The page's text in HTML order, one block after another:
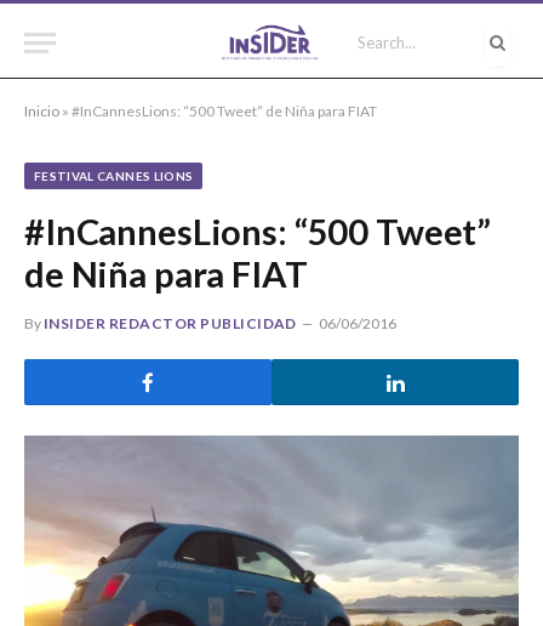
Inicio » #InCannesLions: “500 Tweet” de Niña para FIAT
FESTIVAL CANNES LIONS
#InCannesLions: “500 Tweet”
de Niña para FIAT
By INSIDER REDACTOR PUBLICIDAD 06/06/2016